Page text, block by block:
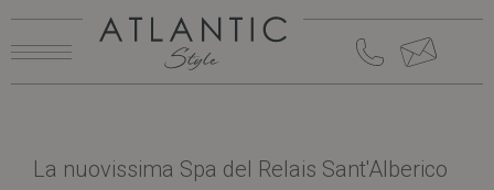
La nuovissima Spa del Relais Sant'Alberico